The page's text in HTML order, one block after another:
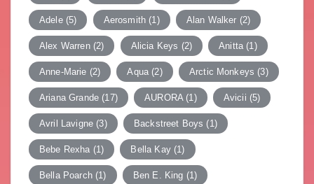
Adele(5) Aerosmith (1) Alan Walker (2)
Alex Warren(2) Alicia Keys (2) Anitta (1)
Anne-Marie (2) Aqua (2) Arctic Monkeys (3)
Ariana Grande (17) AURORA(1) Avicii (5)
Avril Lavigne (3) Backstreet Boys (1)
Bebe Rexha (1) Bella Kay(1)
Bella Poarch(1) Ben E. King (1)